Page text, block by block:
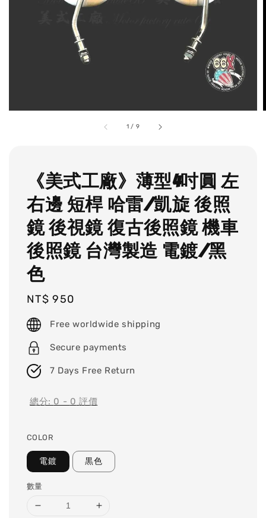
1 / 9
《美式工廠》薄型4吋圓 左
右邊 短桿 哈雷/凱旋 後照
鏡 後視鏡 復古後照鏡 機車
後照鏡 台灣製造 電鍍/黑
色
Regular
price
NT$ 950
Free worldwide shipping
Secure payments
7 Days Free Return
總分: 0 - 0 評價
COLOR
電鍍 黒色
數量